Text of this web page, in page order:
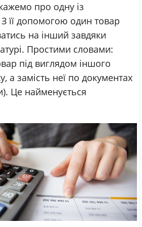
про одну із
її допомогою один товар
на інший завдяки
Простими словами:
під виглядом іншого
а замість неї по документах
Це найменується